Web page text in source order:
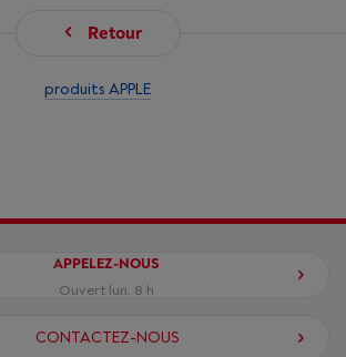
Retour
produits APPLE
APPELEZ-NOUS
Ouvert lun. 8 h
CONTACTEZ-NOUS